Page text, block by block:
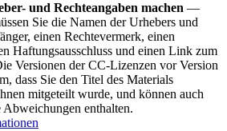
und Rechteangaben machen —
Sie die Namen der Urhebers und
einen Rechtevermerk, einen
Haftungsausschluss und einen Link zum
Versionen der CC-Lizenzen vor Version
dass Sie den Titel des Materials
mitgeteilt wurde, und können auch
enthalten.